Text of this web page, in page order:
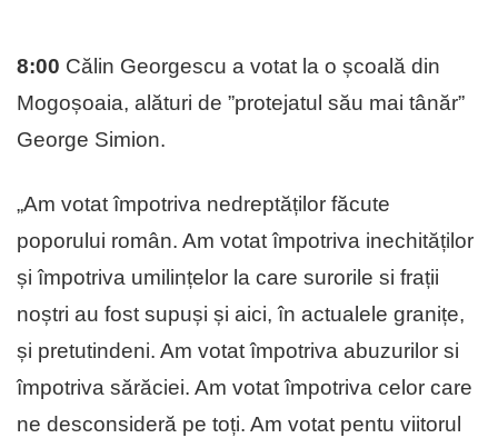
8:00 Călin Georgescu a votat la o școală din
Mogoșoaia, alături de ”protejatul său mai tânăr”
George Simion.
„Am votat împotriva nedreptăților făcute
poporului român. Am votat împotriva inechităților
și împotriva umilințelor la care surorile si frații
noștri au fost supuși și aici, în actualele granițe,
și pretutindeni. Am votat împotriva abuzurilor si
împotriva sărăciei. Am votat împotriva celor care
ne desconsideră pe toți. Am votat pentu viitorul